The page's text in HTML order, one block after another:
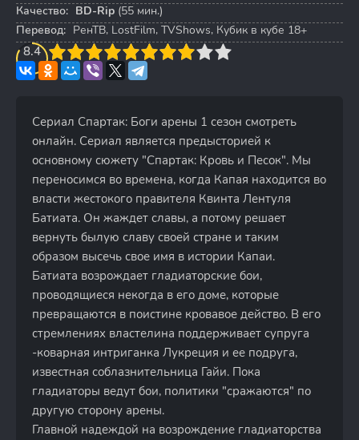
Качество: BD-Rip (55 мин.)
Перевод: РенТВ, LostFilm, TVShows, Кубик в кубе 18+
8.4
4 5 6 7 8 9 10
Сериал Спартак: Боги арены 1 сезон смотреть
онлайн. Сериал является предысторией к
основному сюжету "Спартак: Кровь и Песок". Мы
переносимся во времена, когда Капая находится во
власти жестокого правителя Квинта Лентуля
Батиата. Он жаждет славы, а потому решает
вернуть былую славу своей стране и таким
образом высечь свое имя в истории Капаи.
Батиата возрождает гладиаторские бои,
проводящиеся некогда в его доме, которые
превращаются в поистине кровавое действо. В его
стремлениях властелина поддерживает супруга
-коварная интриганка Лукреция и ее подруга,
известная соблазнительница Гайи. Пока
гладиаторы ведут бои, политики "сражаются" по
другую сторону арены.
Главной надеждой на возрождение гладиаторства